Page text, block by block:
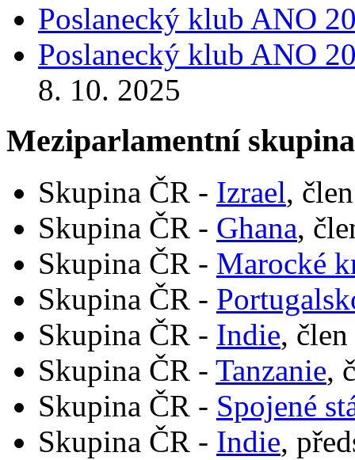
Poslanecký klub ANO
Poslanecký klub ANO
8. 10. 2025
Meziparlamentní
Skupina ČR - Izrael,
Skupina ČR - Ghana,
Skupina ČR - Marocké
Skupina ČR -
Skupina ČR - Indie,
Skupina ČR - Tanzanie,
Skupina ČR - Spojené
Skupina ČR - Indie,